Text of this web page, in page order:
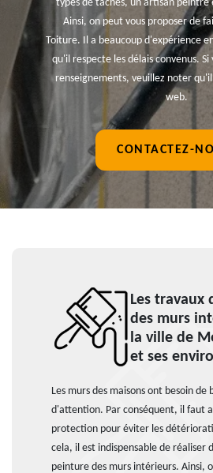
types de tâches, un artisan peintre
Ainsi, on peut vous proposer de
Toiture. Il a beaucoup d'expérience
qu'il respecte les délais convenus.
renseignements, veuillez noter
web.
CONTACTEZ-
Les travaux
des murs
la ville de
et ses
Les murs des maisons ont besoin de
d'attention. Par conséquent, il faut
protection pour éviter les
cela, il est indispensable de réaliser
peinture des murs intérieurs. Ainsi,